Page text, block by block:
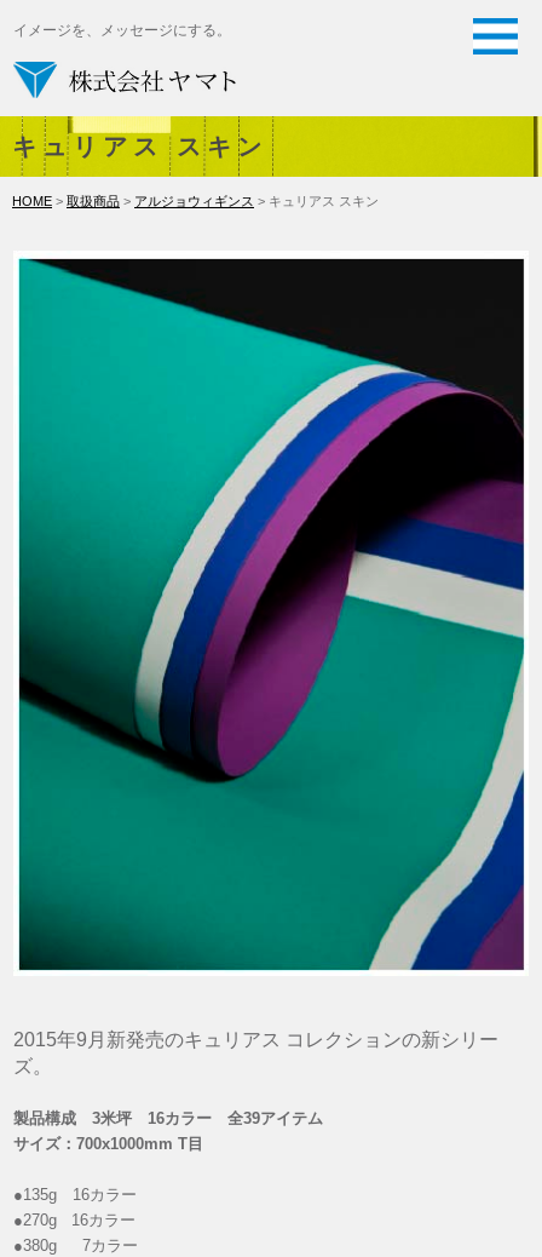
イメージを、メッセージにする。
キュリアス スキン
HOME > 取扱商品 > アルジョウィギンス > キュリアス スキン
2015年9月新発売のキュリアス コレクションの新シリー
ズ。
製品構成 3米坪 16カラー 全39アイテム
サイズ：700x1000mm T目
●135g 16カラー
●270g 16カラー
●380g 7カラー